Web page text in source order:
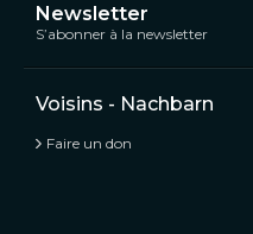
Newsletter
S’abonner à la newsletter
Voisins - Nachbarn
Faire un don